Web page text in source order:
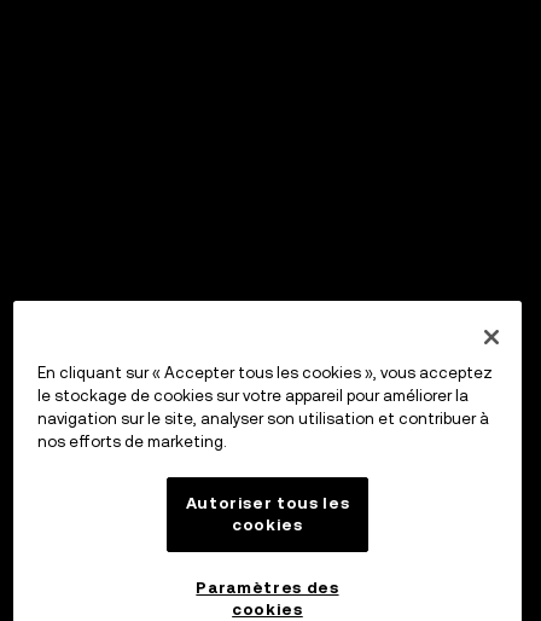
En cliquant sur « Accepter tous les cookies », vous acceptez
le stockage de cookies sur votre appareil pour améliorer la
navigation sur le site, analyser son utilisation et contribuer à
nos efforts de marketing.
Autoriser tous les
cookies
Paramètres des
cookies